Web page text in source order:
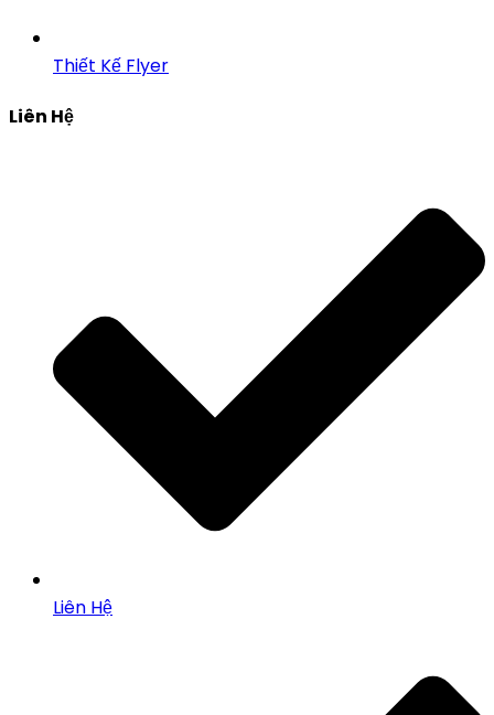
Thiết Kế Flyer
Liên Hệ
Liên Hệ